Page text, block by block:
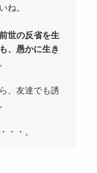
ね。
世の反省を生
、愚かに生き
、友達でも誘
・・。